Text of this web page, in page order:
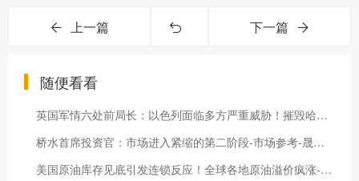
上一篇 下一篇
随便看看
英国军情六处前局长：以色列面临多方严重威胁！摧毁哈马斯遥不可及-市场参考-晟峰科技数据
桥水首席投资官：市场进入紧缩的第二阶段-市场参考-晟峰科技数据
美国原油库存见底引发连锁反应！全球各地原油溢价疯涨-市场参考-晟峰科技数据